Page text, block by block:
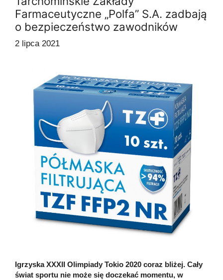
Farmaceutyczne „Polfa” S.A. zadbają
o bezpieczeństwo zawodników
2 lipca 2021
Igrzyska XXXII Olimpiady Tokio 2020 coraz bliżej. Cały
świat sportu nie może się doczekać momentu, w